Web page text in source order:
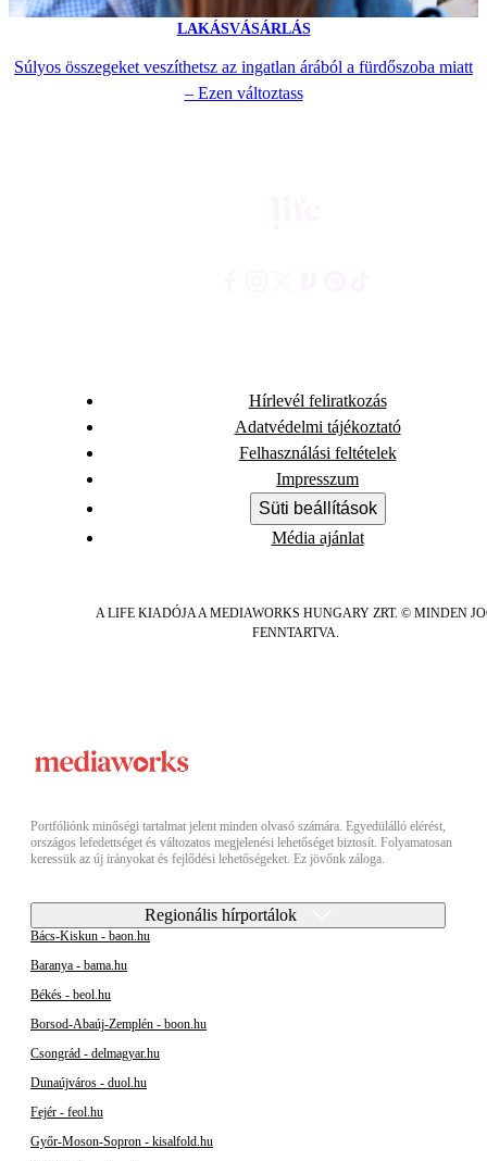
LAKÁSVÁSÁRLÁS
Súlyos összegeket veszíthetsz az ingatlan árából a fürdőszoba miatt
– Ezen változtass
Hírlevél feliratkozás
Adatvédelmi tájékoztató
Felhasználási feltételek
Impresszum
Süti beállítások
Média ajánlat
A LIFE KIADÓJA A MEDIAWORKS HUNGARY ZRT. © MINDEN
FENNTARTVA.
Portfóliónk minőségi tartalmat jelent minden olvasó számára. Egyedülálló elérést,
országos lefedettséget és változatos megjelenési lehetőséget biztosít. Folyamatosan
keressük az új irányokat és fejlődési lehetőségeket. Ez jövőnk záloga.
Regionális hírportálok
Bács-Kiskun - baon.hu
Baranya - bama.hu
Békés - beol.hu
Borsod-Abaúj-Zemplén - boon.hu
Csongrád - delmagyar.hu
Dunaújváros - duol.hu
Fejér - feol.hu
Győr-Moson-Sopron - kisalfold.hu